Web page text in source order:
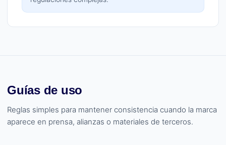
Guías de uso
Reglas simples para mantener consistencia cuando la marca
aparece en prensa, alianzas o materiales de terceros.